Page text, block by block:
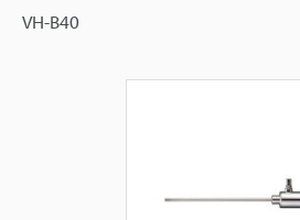
VH-B40